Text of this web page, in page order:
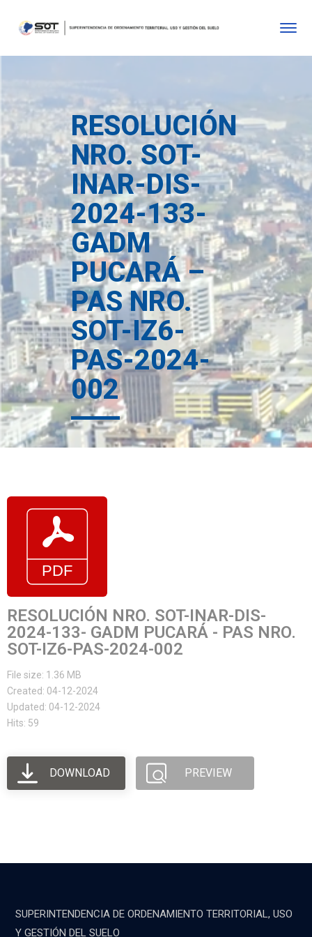
RESOLUCIÓN
NRO. SOT-
INAR-DIS-
2024-133-
GADM
PUCARÁ –
PAS NRO.
SOT-IZ6-
PAS-2024-
002
RESOLUCIÓN NRO. SOT-INAR-DIS-
2024-133- GADM PUCARÁ - PAS NRO.
SOT-IZ6-PAS-2024-002
File size: 1.36 MB
Created: 04-12-2024
Updated: 04-12-2024
Hits: 59
DOWNLOAD PREVIEW
SUPERINTENDENCIA DE ORDENAMIENTO TERRITORIAL, USO
Y GESTIÓN DEL SUELO